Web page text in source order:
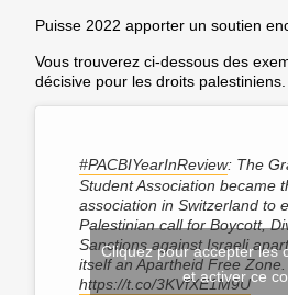
Puisse 2022 apporter un soutien
Vous trouverez ci-dessous des
décisive pour les droits palestiniens.
#PACBIYearInReview: The
Student Association became
association in Switzerland to
Palestinian call for Boycott,
Sanctions against Israeli
itself an Apartheid Free Zone.
https://t.co/3KVfXE1M9U
Cliquez pour accepter les
et activer ce